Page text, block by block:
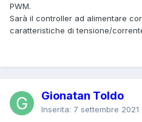
PWM.
Sarà il controller ad alimentare
caratteristiche di tensione/
Gionatan Toldo
Inserita: 7 settembre 2021